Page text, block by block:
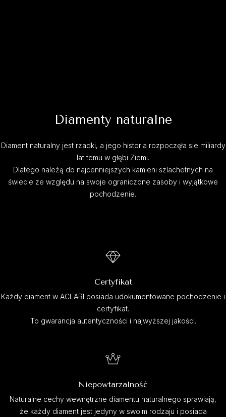
Diamenty naturalne
Diament naturalny jest rzadki, a jego historia rozpoczęła sie miliardy
lat temu w głębi Ziemi.
Dlatego należą do najcenniejszych kamieni szlachetnych na
świecie ze względu na swoje ograniczone zasoby i wyjątkowe
pochodzenie.
Certyfikat
Każdy diament w ACLARI posiada udokumentowane pochodzenie i
certyfikat.
To gwarancja autentyczności i najwyższej jakości.
Niepowtarzalność
Naturalne cechy wewnętrzne diamentu naturalnego sprawiają,
że każdy diament jest jedyny w swoim rodzaju i posiada